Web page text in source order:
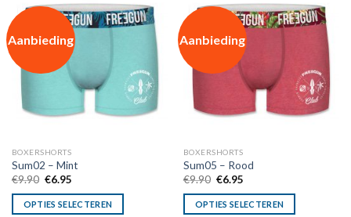
Aanbieding
BOXERSHORTS
Sum02 – Mint
€9.90 Oorspronkelijke
was:
€9.90.
€6.95Huidige
is:
€6.95.
OPTIES SELECTEREN
Aanbieding
BOXERSHORTS
Sum05 – Rood
€9.90 Oorspronkelijke
was:
€9.90.
€6.95Huidige
is:
€6.95.
OPTIES SELECTEREN